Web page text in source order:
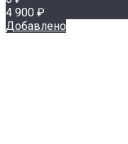
4 900 ₽
Добавлено